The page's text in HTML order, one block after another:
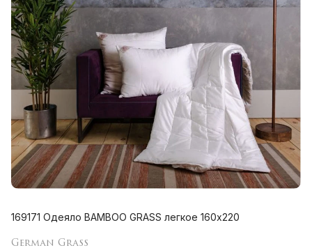
169171 Одеяло BAMBOO GRASS легкое 160х220
German Grass